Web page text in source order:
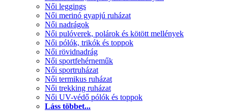
Női leggings
Női merinó gyapjú ruházat
Női nadrágok
Női pulóverek, polárok és kötött mellények
Női pólók, trikók és toppok
Női rövidnadrág
Női sportfehérneműk
Női sportruházat
Női termikus ruházat
Női trekking ruházat
Női UV-védő pólók és toppok
Láss többet...